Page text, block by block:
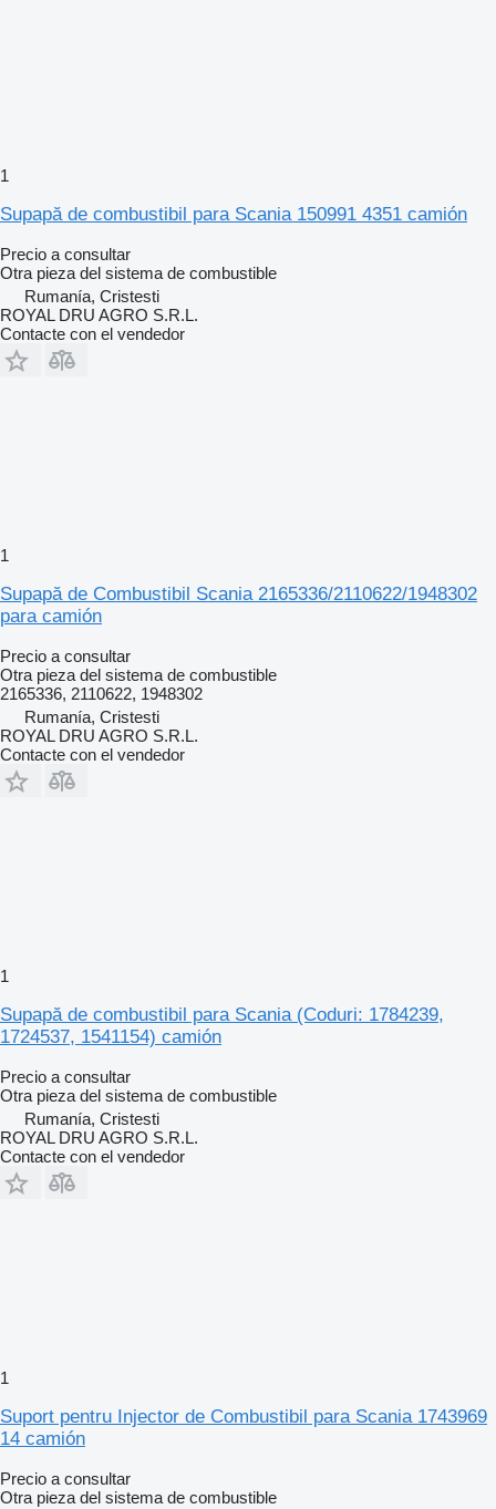
1
Supapă de combustibil para Scania 150991 4351 camión
Precio a consultar
Otra pieza del sistema de combustible
Rumanía, Cristesti
ROYAL DRU AGRO S.R.L.
Contacte con el vendedor
1
Supapă de Combustibil Scania 2165336/2110622/1948302
para camión
Precio a consultar
Otra pieza del sistema de combustible
2165336, 2110622, 1948302
Rumanía, Cristesti
ROYAL DRU AGRO S.R.L.
Contacte con el vendedor
1
Supapă de combustibil para Scania (Coduri: 1784239,
1724537, 1541154) camión
Precio a consultar
Otra pieza del sistema de combustible
Rumanía, Cristesti
ROYAL DRU AGRO S.R.L.
Contacte con el vendedor
1
Suport pentru Injector de Combustibil para Scania 1743969
14 camión
Precio a consultar
Otra pieza del sistema de combustible